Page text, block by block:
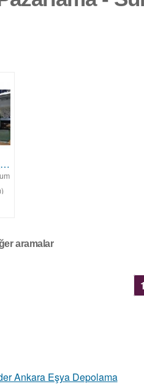
KEÇİÖREN TEZEL MATBAACILIK, BASKI,
aramalar
1
Ankara Eşya Depolama